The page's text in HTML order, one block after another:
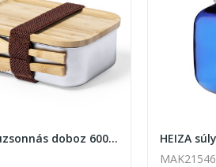
Curroca uzsonnás doboz 600ml, natúr
MAK21546